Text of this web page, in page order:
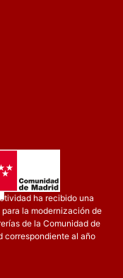
ha recibido una
la modernización de
de la Comunidad de
correspondiente al año